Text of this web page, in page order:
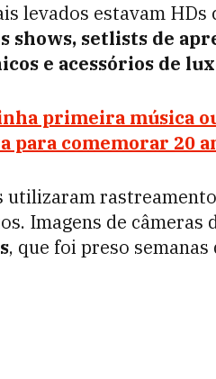
levados estavam HDs
shows, setlists de
e acessórios de
primeira música
para comemorar 20
utilizaram
Imagens de câmeras
, que foi preso